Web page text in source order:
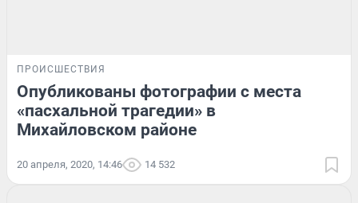
ПРОИСШЕСТВИЯ
Опубликованы фотографии с места
«пасхальной трагедии» в
Михайловском районе
20 апреля, 2020, 14:46 14 532